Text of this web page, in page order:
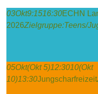
03Okt9:1516:30ECHN
2026Zielgruppe:Teens/
05Okt(Okt 5)12:3010(Okt
10)13:30Jungscharfreizeit